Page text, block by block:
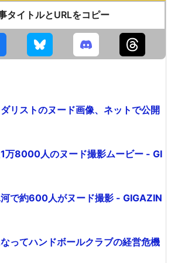
タイトルとURLをコピー
リストのヌード画像、ネットで公開
万8000人のヌード撮影ムービー - GI
で約600人がヌード撮影 - GIGAZIN
ってハンドボールクラブの経営危機